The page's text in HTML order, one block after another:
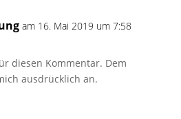
am 16. Mai 2019 um 7:58
diesen Kommentar. Dem
ausdrücklich an.